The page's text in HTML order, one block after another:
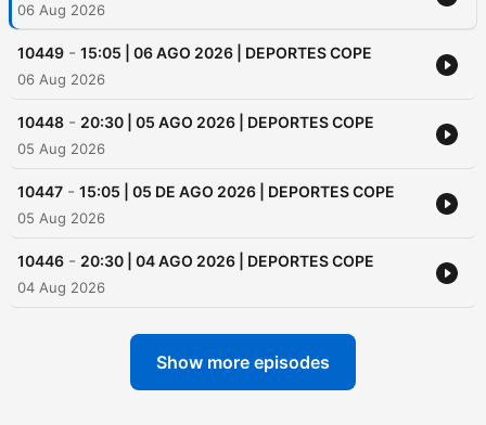
06 Aug 2026
10449 - 15:05 | 06 AGO 2026 | DEPORTES COPE
06 Aug 2026
10448 - 20:30 | 05 AGO 2026 | DEPORTES COPE
05 Aug 2026
10447 - 15:05 | 05 DE AGO 2026 | DEPORTES COPE
05 Aug 2026
10446 - 20:30 | 04 AGO 2026 | DEPORTES COPE
04 Aug 2026
Show more episodes